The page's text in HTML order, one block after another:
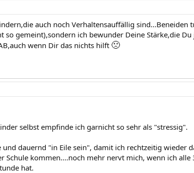
auch noch Verhaltensauffällig sind...Beneiden
gemeint),sondern ich bewunder Deine Stärke,die
wenn Dir das nichts hilft 🙁
selbst empfinde ich garnicht so sehr als "stressig".
dauernd "in Eile sein", damit ich rechtzeitig wieder
Schule kommen....noch mehr nervt mich, wenn ich alle
hat.